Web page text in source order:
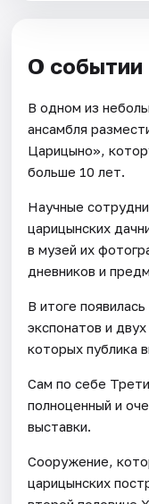
О событии
В одном из
ансамбля
Царицыно»,
больше 10 лет.
Научные
царицынских
в музей их
дневников и
В итоге
экспонатов и
которых публика
Сам по себе
полноценный и
выставки.
Сооружение,
царицынских